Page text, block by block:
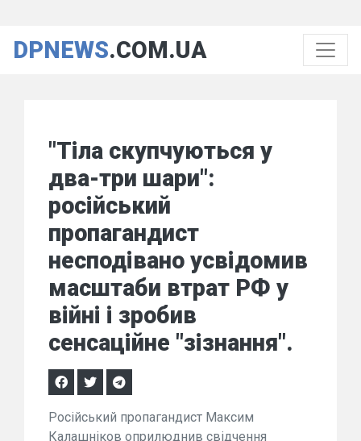
DPNEWS.COM.UA
"Тіла скупчуються у
два-три шари":
російський
пропагандист
несподівано усвідомив
масштаби втрат РФ у
війні і зробив
сенсаційне "зізнання".
Російський пропагандист Максим
Калашніков оприлюднив свідчення